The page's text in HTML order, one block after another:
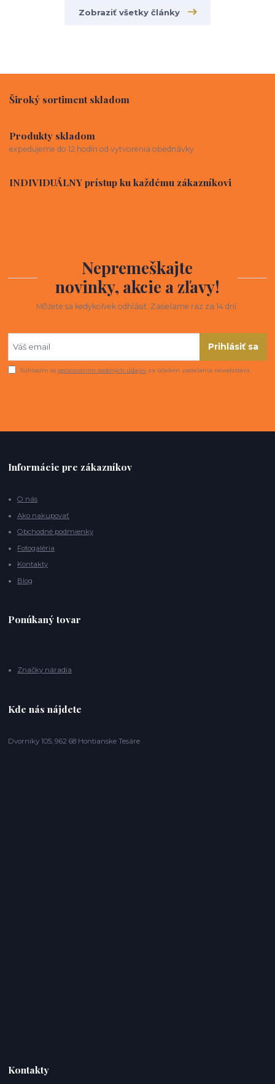
Zobraziť všetky články
Široký sortiment skladom
Produkty skladom
expedujeme do 12 hodín od vytvorenia obednávky
INDIVIDUÁLNY prístup ku každému zákazníkovi
Nepremeškajte
novinky, akcie a zľavy!
Môžete sa kedykoľvek odhlásiť. Zasielame raz za 14 dní.
Prihlásiť sa
Súhlasím sospracovaním osobných údajov za účelom zasielania newslettera.
Informácie pre zákazníkov
O nás
Ako nakupovať
Obchodné podmienky
Fotogaléria
Kontakty
Blog
Ponúkaný tovar
Značky náradia
Kde nás nájdete
Dvorníky 105, 962 68 Hontianske Tesáre
Kontakty